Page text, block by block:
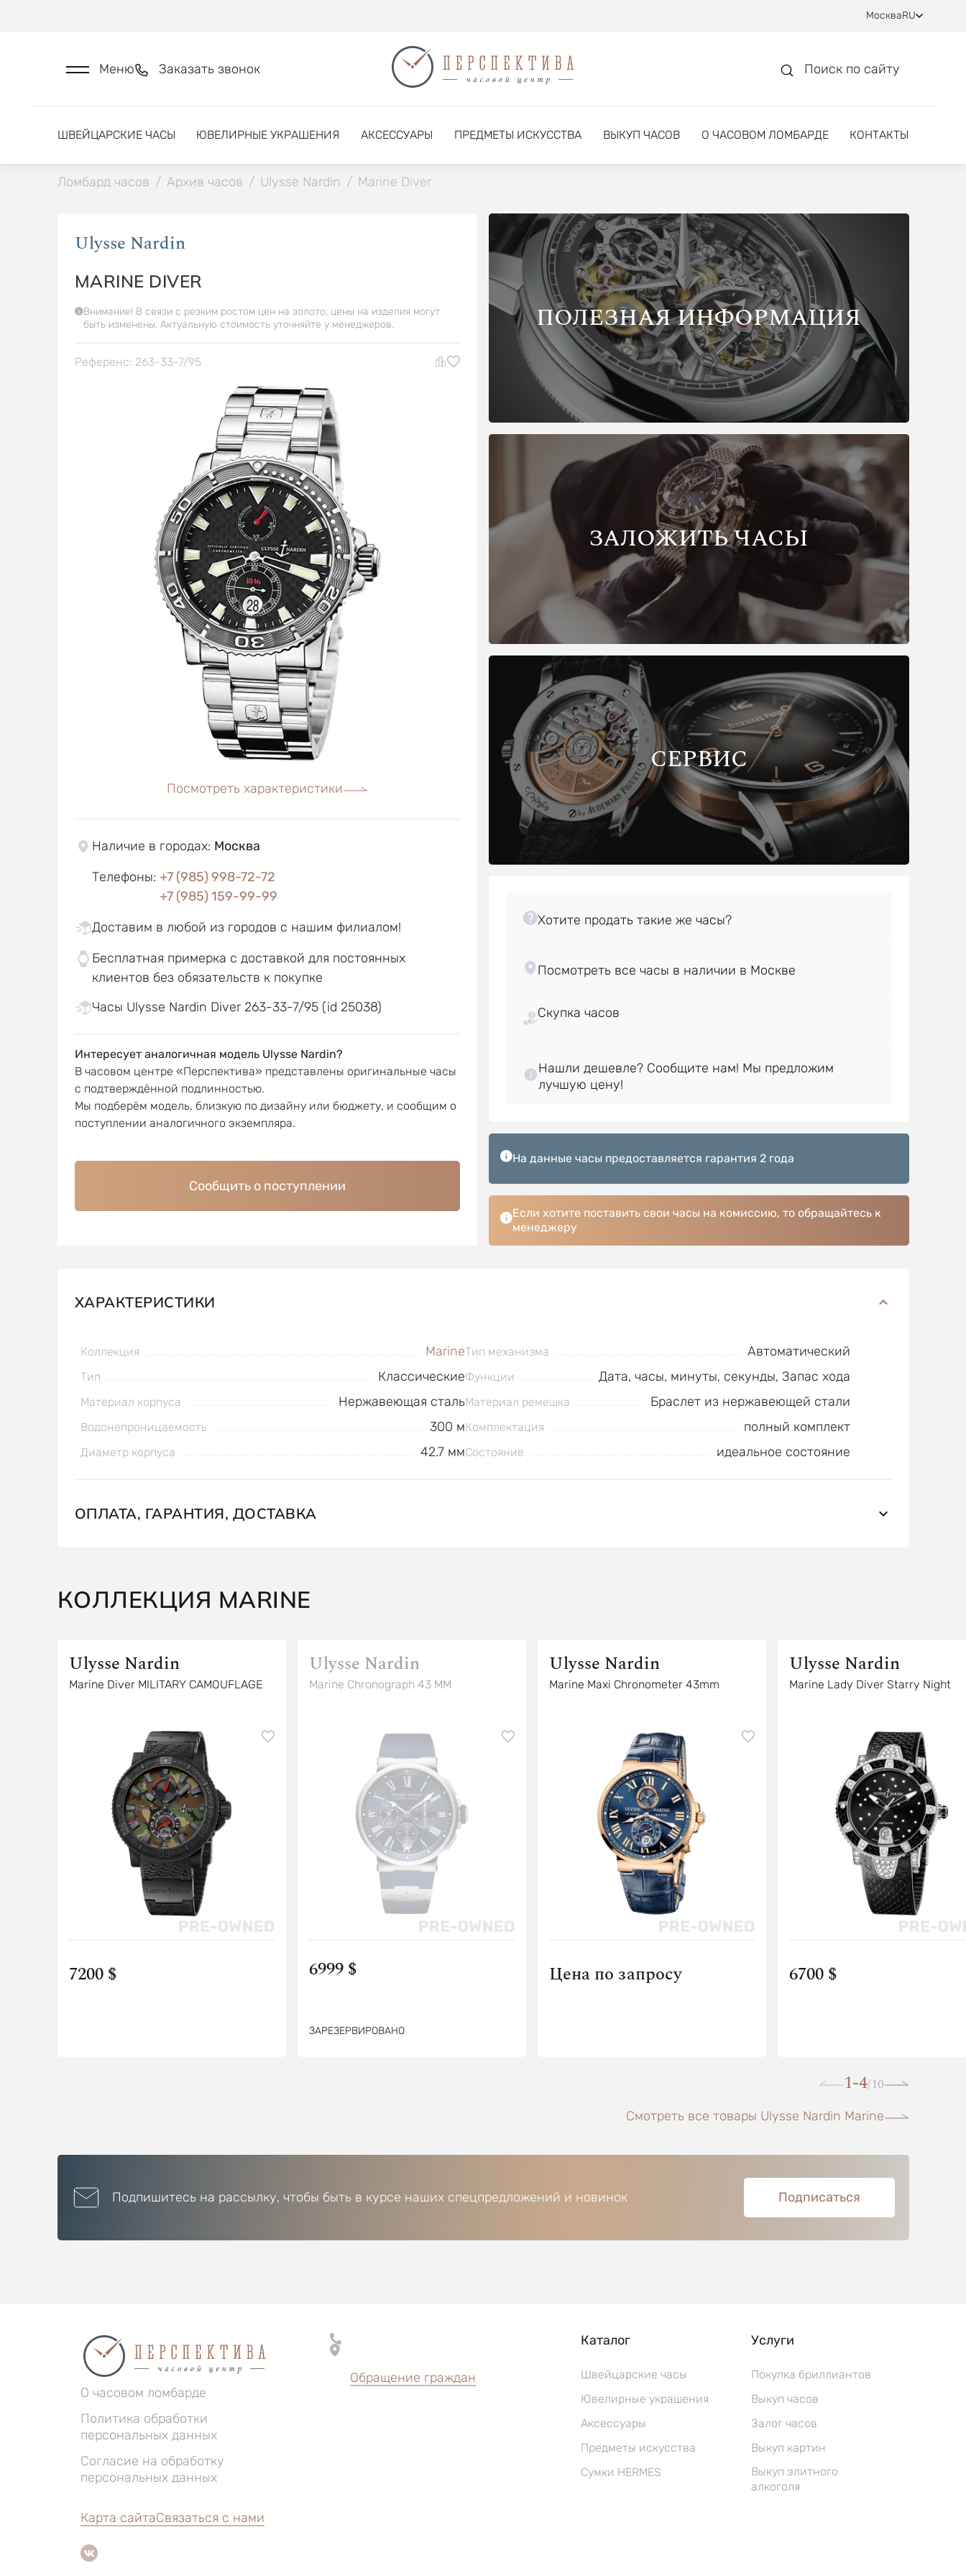
МоскваRU
Меню Заказать звонок Поиск по сайту
ШВЕЙЦАРСКИЕ ЧАСЫ ЮВЕЛИРНЫЕ УКРАШЕНИЯ АКСЕССУАРЫ ПРЕДМЕТЫ ИСКУССТВА ВЫКУП ЧАСОВ О ЧАСОВОМ ЛОМБАРДЕ КОНТАКТЫ
Ломбард часов / Архив часов / Ulysse Nardin / Marine Diver
Ulysse Nardin
MARINE DIVER
Внимание! В связи с резким ростом цен на золото, цены на изделия могут
быть изменены. Актуальную стоимость уточняйте у менеджеров.
Референс: 263-33-7/95
Посмотреть характеристики
Наличие в городах: Москва
Телефоны: +7 (985) 998-72-72
+7 (985) 159-99-99
Доставим в любой из городов с нашим филиалом!
Бесплатная примерка с доставкой для постоянных
клиентов без обязательств к покупке
Часы Ulysse Nardin Diver 263-33-7/95 (id 25038)
Интересует аналогичная модель Ulysse Nardin?
В часовом центре «Перспектива» представлены оригинальные часы
с подтверждённой подлинностью.
Мы подберём модель, близкую по дизайну или бюджету, и сообщим о
поступлении аналогичного экземпляра.
Сообщить о поступлении
ПОЛЕЗНАЯ ИНФОРМАЦИЯ
ЗАЛОЖИТЬ ЧАСЫ
СЕРВИС
Скупка часов
Нашли дешевле? Сообщите нам! Мы предложим
На данные часы предоставляется гарантия 2 года
Если хотите поставить свои часы на комиссию, то обращайтесь к
менеджеру
ХАРАКТЕРИСТИКИ
Коллекция Marine
Тип Классические
Материал корпуса Нержавеющая сталь
Водонепроницаемость 300 м
Диаметр корпуса 42.7 мм
Тип механизма Автоматический
Функции Дата, часы, минуты, секунды, Запас хода
Материал ремешка Браслет из нержавеющей стали
Комплектация полный комплект
Состояние идеальное состояние
ОПЛАТА, ГАРАНТИЯ, ДОСТАВКА
КОЛЛЕКЦИЯ MARINE
Ulysse Nardin
Marine Diver MILITARY CAMOUFLAGE
7200 $
Ulysse Nardin
Marine Chronograph 43 MM
6999 $
ЗАРЕЗЕРВИРОВАНО
Ulysse Nardin
Marine Maxi Chronometer 43mm
Цена по запросу
Ulysse Nardin
Marine Lady Diver Starry Night
6700 $
1-4/10
Смотреть все товары Ulysse Nardin Marine
Подпишитесь на рассылку, чтобы быть в курсе наших спецпредложений и новинок Подписаться
О часовом ломбарде
Политика обработки
персональных данных
Согласие на обработку
персональных данных
Обращение граждан
Каталог
Швейцарские часы
Ювелирные украшения
Аксессуары
Предметы искусства
Сумки HERMES
Услуги
Покупка бриллиантов
Выкуп часов
Залог часов
Выкуп картин
Выкуп элитного
алкоголя
Карта сайтаСвязаться с нами